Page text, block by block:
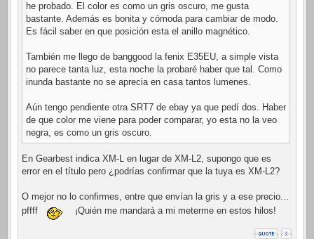
he probado. El color es como un gris oscuro, me gusta
bastante. Además es bonita y cómoda para cambiar de modo.
Es fácil saber en que posición esta el anillo magnético.
También me llego de banggood la fenix E35EU, a simple vista
no parece tanta luz, esta noche la probaré haber que tal. Como
inunda bastante no se aprecia en casa tantos lumenes.
Aún tengo pendiente otra SRT7 de ebay ya que pedí dos. Haber
de que color me viene para poder comparar, yo esta no la veo
negra, es como un gris oscuro.
En Gearbest indica XM-L en lugar de XM-L2, supongo que es
error en el título pero ¿podrías confirmar que la tuya es XM-L2?
O mejor no lo confirmes, entre que envían la gris y a ese precio...
pffff
¡Quién me mandará a mi meterme en estos hilos!